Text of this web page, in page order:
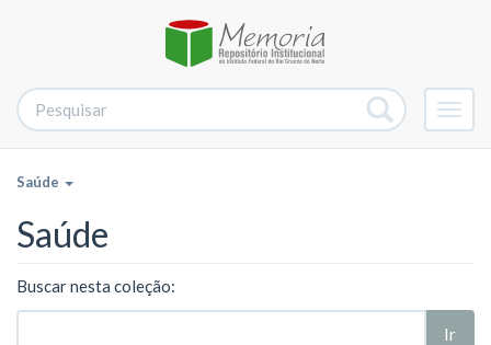
Saúde
Saúde
Buscar nesta coleção:
Ir